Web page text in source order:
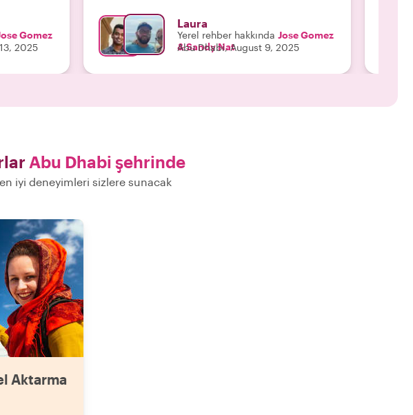
Gomez
2025
Sandy took us to a local restaurant and gave us
recommendations on what to eat, it was delicious!!
This was great way to spend hours will stop and Abu
d and I would recommend Sandy. Also, Jose
Laura
Yerel rehber hakkında Jose Gomez
& Sandy Nat
Abu Dhabi, August 9, 2025
Abu Dhabi şehrinde
iyi deneyimleri sizlere sunacak
Aktarma